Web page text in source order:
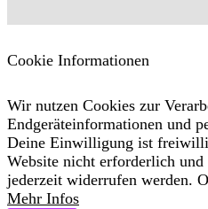
Cookie Informationen
Wir nutzen Cookies zur
Endgeräteinformationen und
Deine Einwilligung ist
Website nicht erforderlich und
jederzeit widerrufen werden.
Mehr Infos